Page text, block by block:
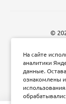
©
На сайте
аналитики
данные.
ознакомлены